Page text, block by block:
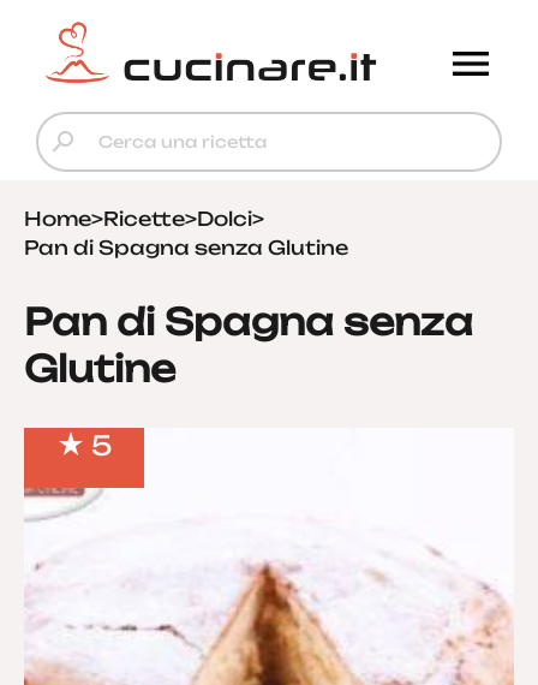
Home>Ricette>Dolci>
Pan di Spagna senza Glutine
Pan di Spagna senza
Glutine
5